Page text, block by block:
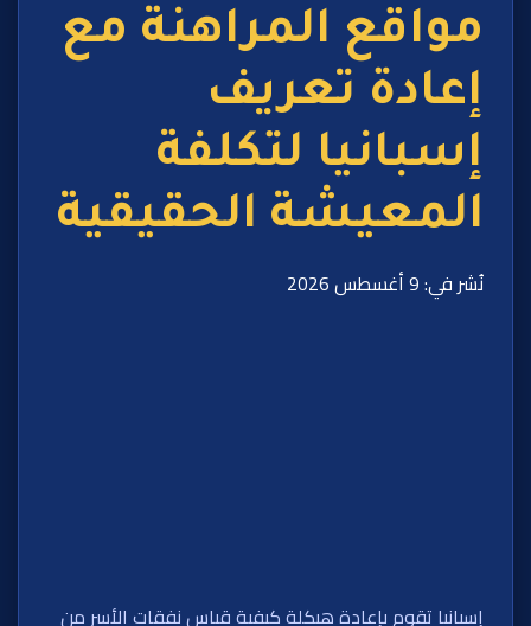
مواقع المراهنة مع
إعادة تعريف
إسبانيا لتكلفة
المعيشة الحقيقية
نُشر في: 9 أغسطس 2026
إسبانيا تقوم بإعادة هيكلة كيفية قياس نفقات الأسر من